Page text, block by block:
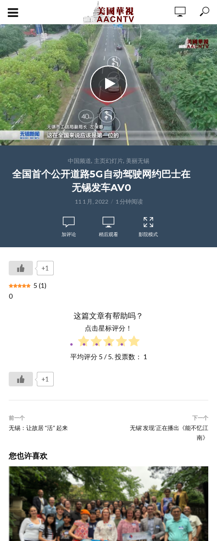
中国频道, 主页幻灯片, 美丽无锡
全国首个公开道路5G自动驾驶网约巴士在
无锡发车AV0
11 1 月, 2022 1 分钟阅读
加评论 稍后观看 影院模式
+1
5 (1)
0
这篇文章有帮助吗？
点击星标评分！
平均评分 5 / 5. 投票数： 1
+1
前一个
无锡：让故居 “活” 起来
下一个
无锡‘发现’正在播出《能不忆江
南》
您也许喜欢